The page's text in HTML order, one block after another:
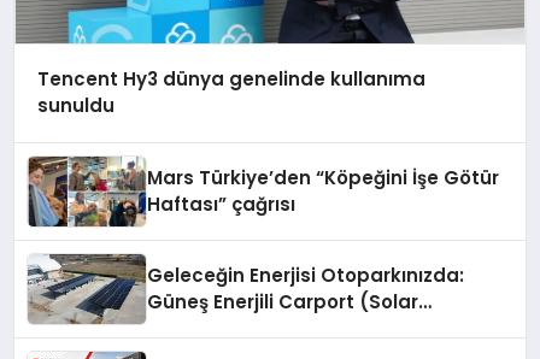
Tencent Hy3 dünya genelinde kullanıma
sunuldu
Mars Türkiye’den “Köpeğini İşe Götür
Haftası” çağrısı
Geleceğin Enerjisi Otoparkınızda:
Güneş Enerjili Carport (Solar